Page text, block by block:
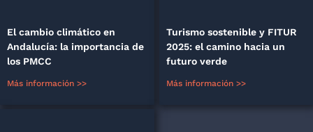
El cambio climático en
Andalucía: la importancia de
los PMCC
Más información >>
Turismo sostenible y FITUR
2025: el camino hacia un
futuro verde
Más información >>